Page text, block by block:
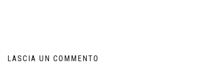
LASCIA UN COMMENTO